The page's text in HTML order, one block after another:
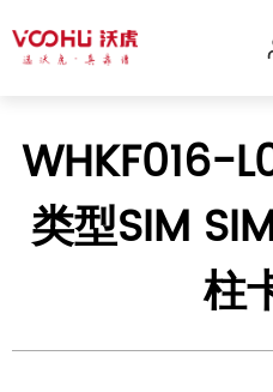
WHKF016-
类型SIM
柱